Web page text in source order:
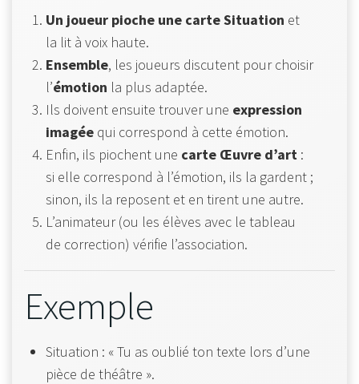
Un joueur pioche une carte Situation et
la lit à voix haute.
Ensemble, les joueurs discutent pour choisir
l’émotion la plus adaptée.
Ils doivent ensuite trouver une expression
imagée qui correspond à cette émotion.
Enfin, ils piochent une carte Œuvre d’art :
si elle correspond à l’émotion, ils la gardent ;
sinon, ils la reposent et en tirent une autre.
L’animateur (ou les élèves avec le tableau
de correction) vérifie l’association.
Exemple
Situation : « Tu as oublié ton texte lors d’une
pièce de théâtre ».